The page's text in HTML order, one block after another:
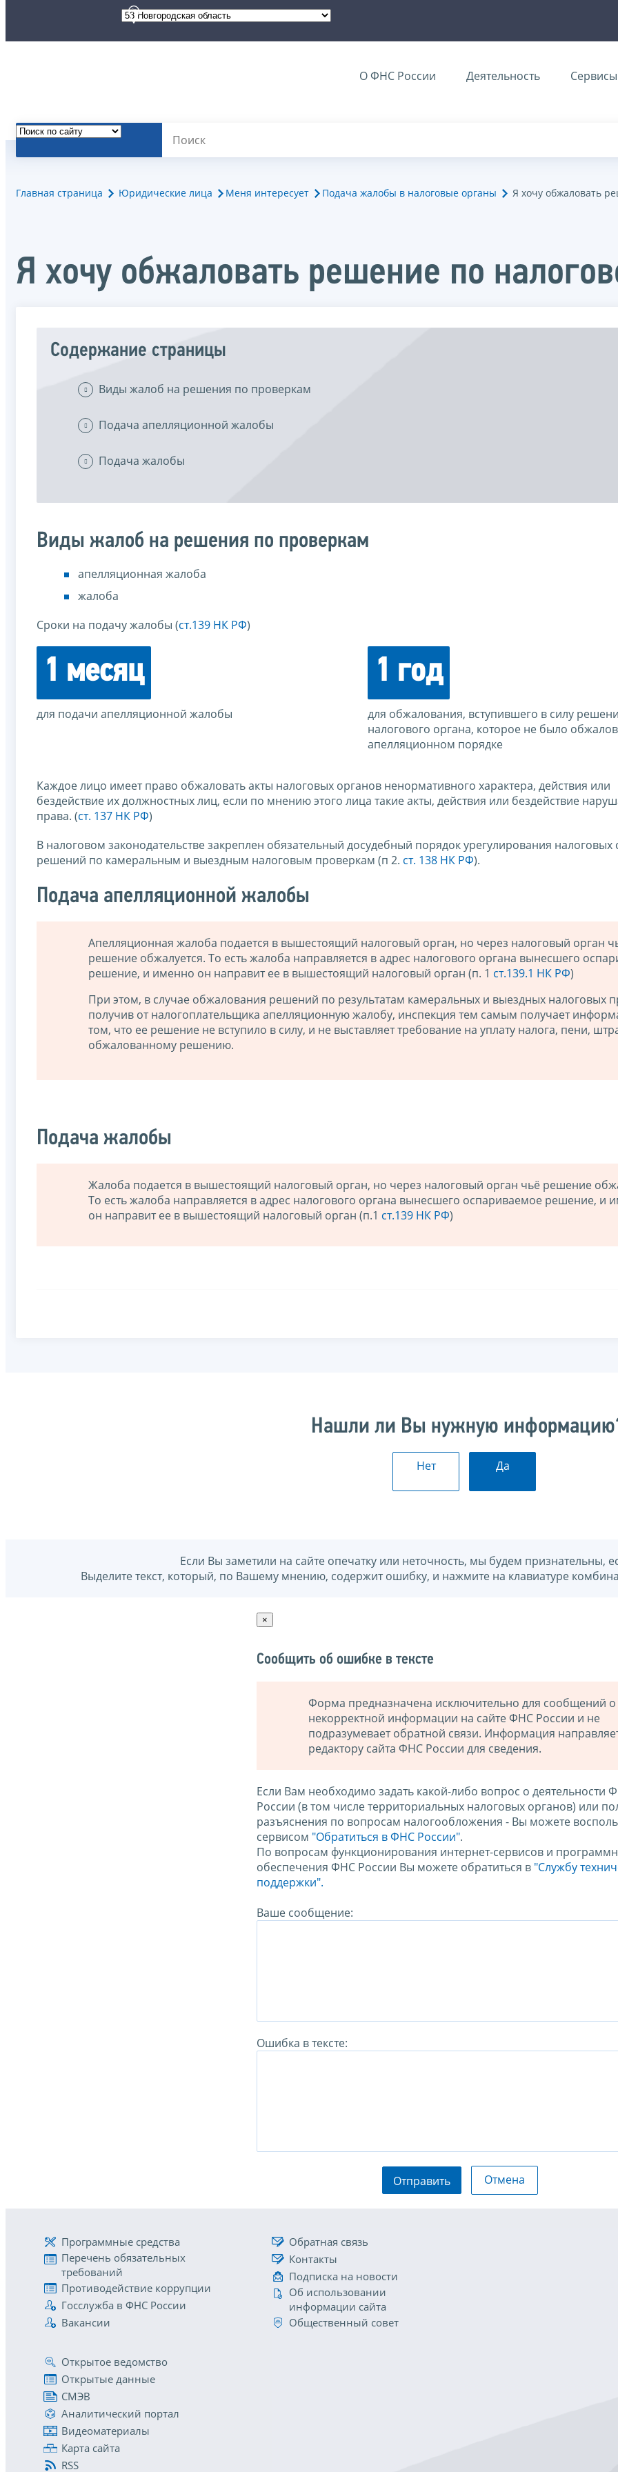
О ФНС России Деятельность Сервисы
Главная страница Юридические лица Меня интересует Подача жалобы в налоговые органы Я хочу обжаловать
Я хочу обжаловать решение по
Содержание страницы
Виды жалоб на решения по проверкам
Подача апелляционной жалобы
Подача жалобы
Виды жалоб на решения по проверкам
апелляционная жалоба
жалоба
Сроки на подачу жалобы (ст.139 НК РФ)
1 месяц
для подачи апелляционной жалобы
1 год
для обжалования, вступившего в силу
налогового органа, которое не было
апелляционном порядке
Каждое лицо имеет право обжаловать акты налоговых органов ненормативного характера, действия или
бездействие их должностных лиц, если по мнению этого лица такие акты, действия или бездействие
права. (ст. 137 НК РФ)
В налоговом законодательстве закреплен обязательный досудебный порядок урегулирования налоговых
решений по камеральным и выездным налоговым проверкам (п 2. ст. 138 НК РФ).
Подача апелляционной жалобы
Апелляционная жалоба подается в вышестоящий налоговый орган, но через налоговый орган
решение обжалуется. То есть жалоба направляется в адрес налогового органа вынесшего
решение, и именно он направит ее в вышестоящий налоговый орган (п. 1 ст.139.1 НК РФ)
При этом, в случае обжалования решений по результатам камеральных и выездных налоговых
получив от налогоплательщика апелляционную жалобу, инспекция тем самым получает
том, что ее решение не вступило в силу, и не выставляет требование на уплату налога, пени,
обжалованному решению.
Подача жалобы
Жалоба подается в вышестоящий налоговый орган, но через налоговый орган чьё решение
То есть жалоба направляется в адрес налогового органа вынесшего оспариваемое решение, и
он направит ее в вышестоящий налоговый орган (п.1 ст.139 НК РФ)
Нашли ли Вы нужную
Нет Да
Если Вы заметили на сайте опечатку или неточность, мы будем признательны,
Выделите текст, который, по Вашему мнению, содержит ошибку, и нажмите на клавиатуре
×
Сообщить об ошибке в тексте
Форма предназначена исключительно для сообщений о
некорректной информации на сайте ФНС России и не
подразумевает обратной связи. Информация
редактору сайта ФНС России для сведения.
Если Вам необходимо задать какой-либо вопрос о деятельности
России (в том числе территориальных налоговых органов) или
разъяснения по вопросам налогообложения - Вы можете
сервисом "Обратиться в ФНС России".
По вопросам функционирования интернет-сервисов и
обеспечения ФНС России Вы можете обратиться в "Службу
поддержки".
Ваше сообщение:
Ошибка в тексте:
Отправить Отмена
Программные средства
Перечень обязательных
требований
Противодействие коррупции
Госслужба в ФНС России
Вакансии
Обратная связь
Контакты
Подписка на новости
Об использовании
информации сайта
Общественный совет
Открытое ведомство
Открытые данные
СМЭВ
Аналитический портал
Видеоматериалы
Карта сайта
RSS